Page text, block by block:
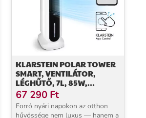
KLARSTEIN POLAR TOWER
SMART, VENTILÁTOR,
LÉGHŰTŐ, 7L, 85W,
TÁVIRÁNYÍTÓ, 5X
HŰTŐDOBOZ
67 290 Ft
Forró nyári napokon az otthon
hűvössége nem luxus — hanem a